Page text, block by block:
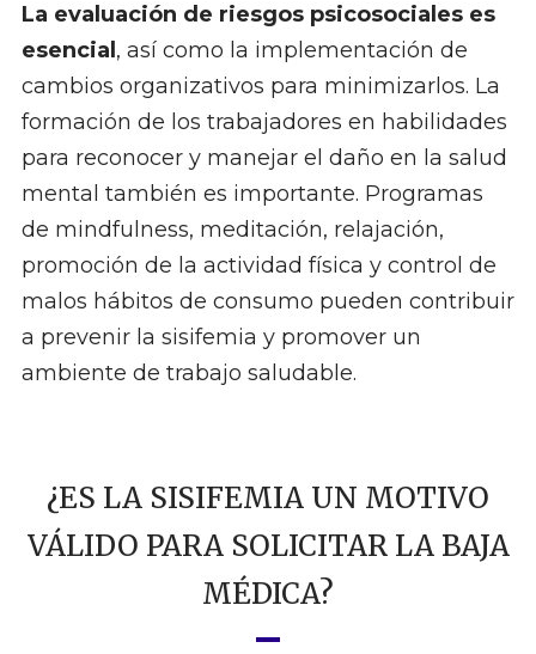
La evaluación de riesgos psicosociales es
esencial , así como la implementación de
cambios organizativos para minimizarlos. La
formación de los trabajadores en habilidades
para reconocer y manejar el daño en la salud
mental también es importante. Programas
de mindfulness, meditación, relajación,
promoción de la actividad física y control de
malos hábitos de consumo pueden contribuir
a prevenir la sisifemia y promover un
ambiente de trabajo saludable.
¿ES LA SISIFEMIA UN MOTIVO
VÁLIDO PARA SOLICITAR LA BAJA
MÉDICA?